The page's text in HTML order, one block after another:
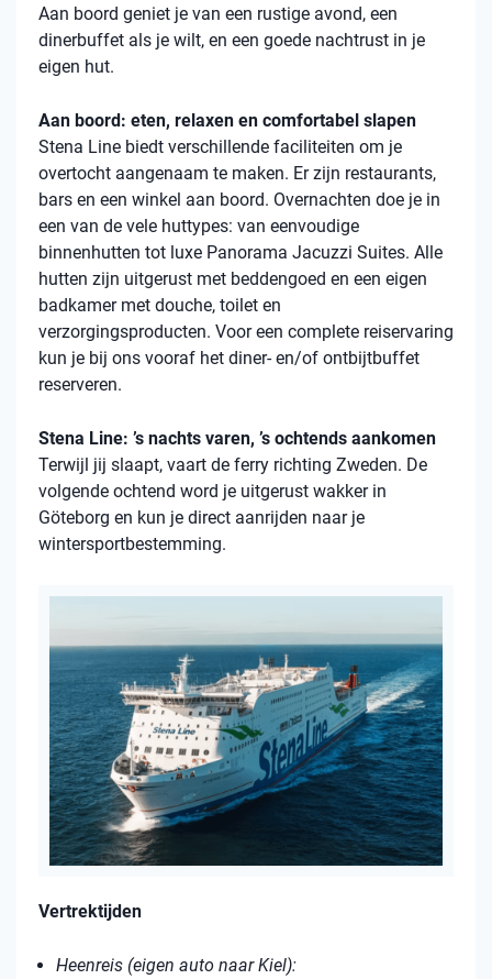
Aan boord geniet je van een rustige avond, een
dinerbuffet als je wilt, en een goede nachtrust in je
eigen hut.
Aan boord: eten, relaxen en comfortabel slapen
Stena Line biedt verschillende faciliteiten om je
overtocht aangenaam te maken. Er zijn restaurants,
bars en een winkel aan boord. Overnachten doe je in
een van de vele huttypes: van eenvoudige
binnenhutten tot luxe Panorama Jacuzzi Suites. Alle
hutten zijn uitgerust met beddengoed en een eigen
badkamer met douche, toilet en
verzorgingsproducten. Voor een complete reiservaring
kun je bij ons vooraf het diner- en/of ontbijtbuffet
reserveren.
Stena Line: ’s nachts varen, ’s ochtends aankomen
Terwijl jij slaapt, vaart de ferry richting Zweden. De
volgende ochtend word je uitgerust wakker in
Göteborg en kun je direct aanrijden naar je
wintersportbestemming.
Vertrektijden
Heenreis (eigen auto naar Kiel):